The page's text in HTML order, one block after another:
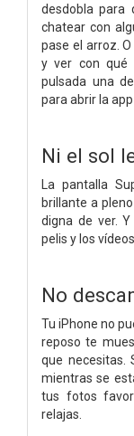
desdobla para
chatear con
pase el arroz.
y ver con qué
pulsada una
para abrir la
Ni el sol
La pantalla
brillante a
digna de ver.
pelis y los
No
Tu iPhone no
reposo te
que necesitas.
mientras se
tus fotos
relajas.